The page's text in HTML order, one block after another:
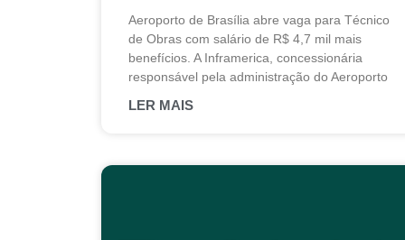
Aeroporto de Brasília abre vaga para Técnico
de Obras com salário de R$ 4,7 mil mais
benefícios. A Inframerica, concessionária
responsável pela administração do Aeroporto
LER MAIS